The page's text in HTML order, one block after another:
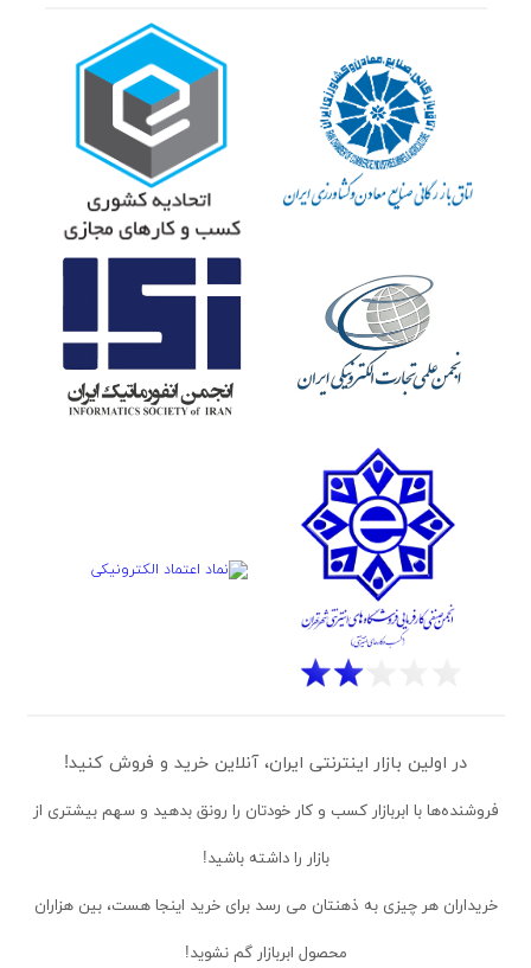
در اولین بازار اینترنتی ایران، آنلاین خرید و فروش کنید!
فروشنده‌ها با ابربازار کسب و کار خودتان را رونق بدهید و سهم بیشتری از
بازار را داشته باشید!
خریداران هر چیزی به ذهنتان می رسد برای خرید اینجا هست، بین هزاران
محصول ابربازار گم نشوید!